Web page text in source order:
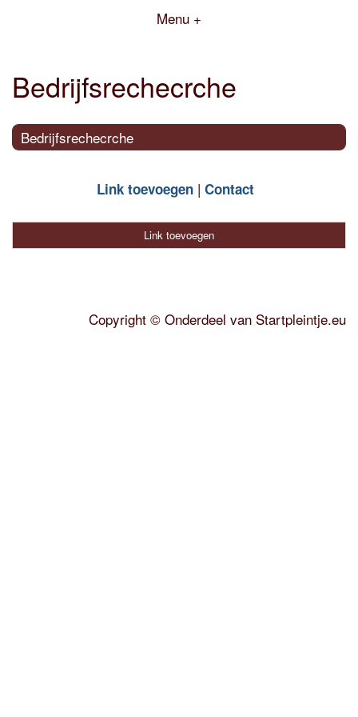
Menu +
Bedrijfsrechecrche
Bedrijfsrechecrche
Link toevoegen Contact
Link toevoegen
Copyright © Onderdeel van Startpleintje.eu